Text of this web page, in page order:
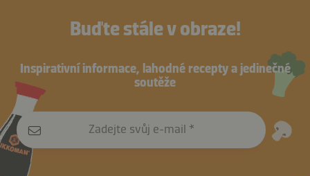
Buďte stále v obraze!
Inspirativní informace, lahodné recepty a jedinečné
soutěže
Zadejte svůj e-mail